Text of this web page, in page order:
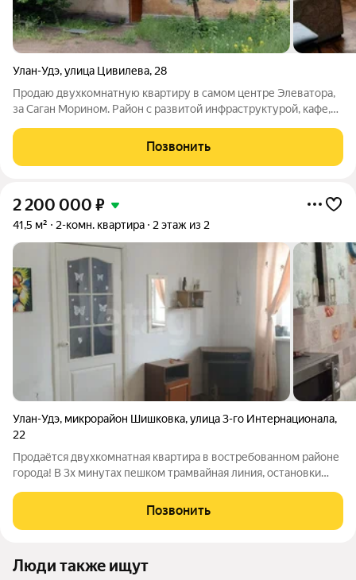
Улан-Удэ,улица Цивилева, 28
Продаю двухкомнатную квартиру в самом центре Элеватора,
за Саган Морином. Район с развитой инфраструктурой, кафе,
шаговой доступности. Квартира расположена в двухэтажном
доме 1960 года
Позвонить
2 200 000 ₽
41,5 м² 2-комн. квартира 2 этаж из 2
Улан-Удэ, микрорайон Шишковка,улица 3-го Интернационала,
22
Пpодаётся двуxкомнaтная квартира в востребованном районе
города! В 3х минутах пешком трамвайная линия, остановки
вариант для переезда в город, получения городской прописки,
или как стартовая
Позвонить
Люди также ищут